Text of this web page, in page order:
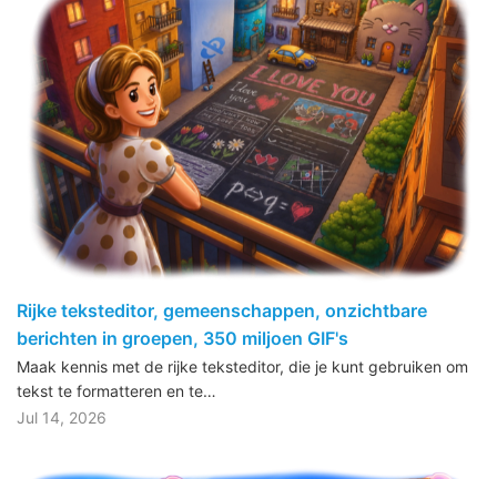
Rijke teksteditor, gemeenschappen, onzichtbare
berichten in groepen, 350 miljoen GIF's
Maak kennis met de rijke teksteditor, die je kunt gebruiken om
tekst te formatteren en te…
Jul 14, 2026